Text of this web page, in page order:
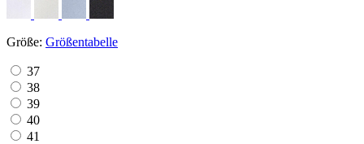
Größe: Größentabelle
37
38
39
40
41